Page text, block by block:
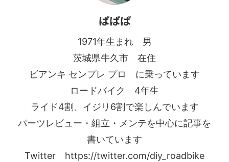
ぱぱぱ
1971年生まれ 男
茨城県牛久市 在住
ビアンキ センプレ プロ に乗っています
ロードバイク 4年生
ライド4割、イジリ6割で楽しんでいます
パーツレビュー・組立・メンテを中心に記事を
書いています
Twitter https://twitter.com/diy_roadbike